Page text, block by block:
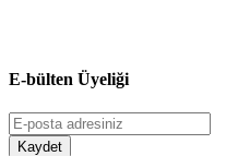
E-bülten Üyeliği
Kaydet